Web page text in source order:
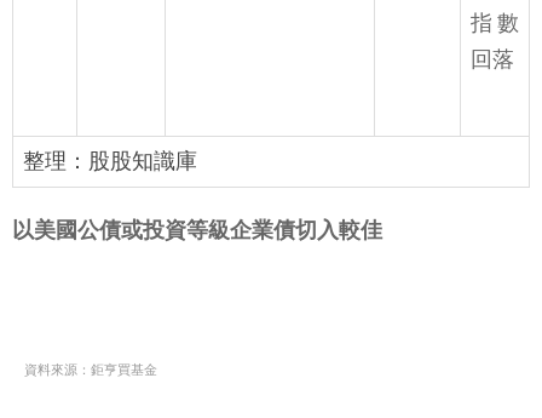
指數
回落
整理：股股知識庫
以美國公債或投資等級企業債切入較佳
資料來源：鉅亨買基金